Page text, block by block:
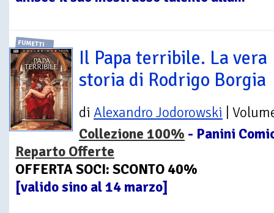
FUMETTI
Il Papa terribile. La vera
storia di Rodrigo Borgia
di Alexandro Jodorowski |
Collezione 100% - Panini
Reparto Offerte
OFFERTA SOCI: SCONTO 40%
[valido sino al 14 marzo]